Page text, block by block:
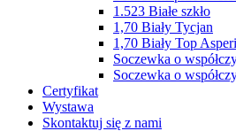
1.523 Białe szkło
1,70 Biały Tycjan
1,70 Biały Top
Soczewka o
Soczewka o
Certyfikat
Wystawa
Skontaktuj się z nami